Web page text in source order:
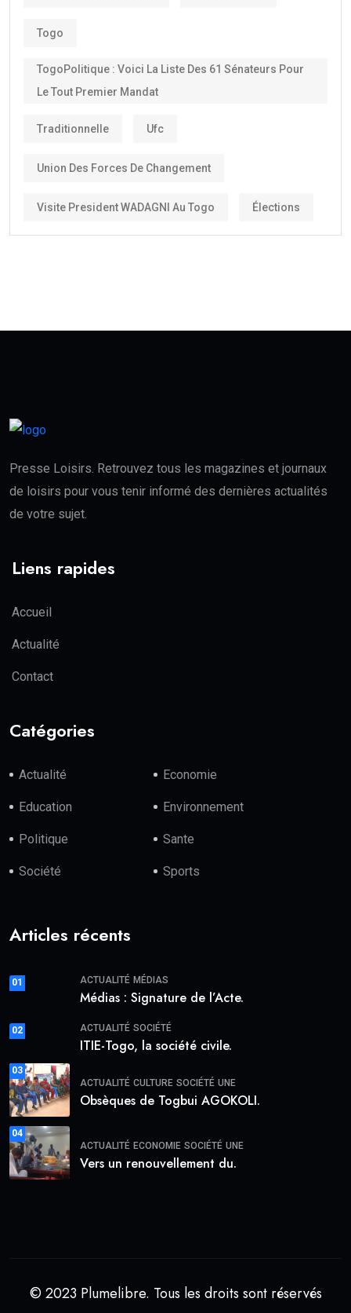
Togo
TogoPolitique : Voici La Liste Des 61 Sénateurs Pour
Le Tout Premier Mandat
Traditionnelle Ufc
Union Des Forces De Changement
Visite President WADAGNI Au Togo Élections
Presse Loisirs. Retrouvez tous les magazines et journaux
de loisirs pour vous tenir informé des dernières actualités
de votre sujet.
Liens rapides
Accueil
Actualité
Contact
Catégories
Actualité Economie
Education Environnement
Politique Sante
Société Sports
Articles récents
01 ACTUALITÉ MÉDIAS
Médias : Signature de l’Acte.
02 ACTUALITÉ SOCIÉTÉ
ITIE-Togo, la société civile.
03
ACTUALITÉ CULTURE SOCIÉTÉ UNE
Obsèques de Togbui AGOKOLI.
04
ACTUALITÉ ECONOMIE SOCIÉTÉ UNE
Vers un renouvellement du.
© 2023 Plumelibre. Tous les droits sont réservés